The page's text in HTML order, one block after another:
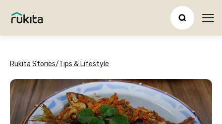
Rukita Stories/Tips & Lifestyle